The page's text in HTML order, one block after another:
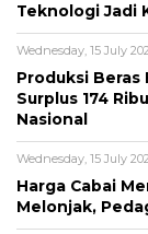
Teknologi Jadi
Wednesday, 15 July
Produksi Beras
Surplus 174
Nasional
Wednesday, 15 July
Harga Cabai
Melonjak,